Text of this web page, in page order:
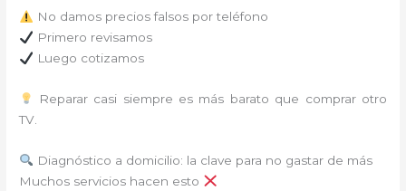
No damos precios falsos por teléfono
Primero revisamos
Luego cotizamos
Reparar casi siempre es más barato que comprar otro
TV.
Diagnóstico a domicilio: la clave para no gastar de más
Muchos servicios hacen esto